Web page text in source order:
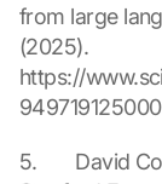
from large
(2025).
https://
5.       David
g
e
M
p